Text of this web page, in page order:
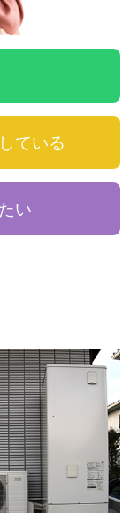
ている
い